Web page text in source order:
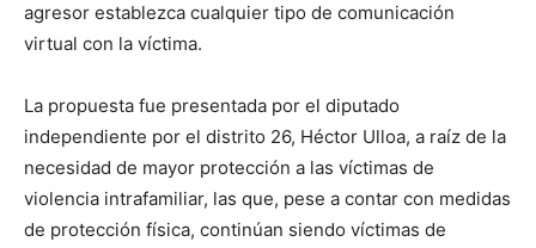
agresor establezca cualquier tipo de comunicación
virtual con la víctima.
La propuesta fue presentada por el diputado
independiente por el distrito 26, Héctor Ulloa, a raíz de la
necesidad de mayor protección a las víctimas de
violencia intrafamiliar, las que, pese a contar con medidas
de protección física, continúan siendo víctimas de